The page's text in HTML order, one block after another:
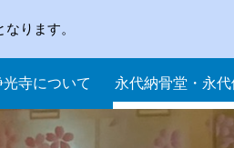
to navigation
ります。
光寺について 永代納骨堂・永代